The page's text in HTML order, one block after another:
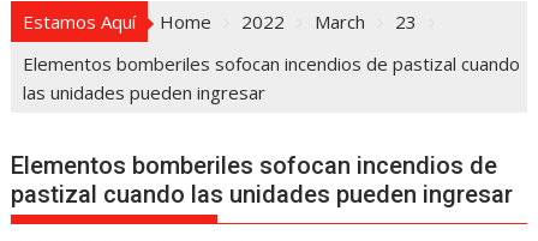
Estamos Aquí Home 2022 March
23
Elementos bomberiles sofocan incendios de pastizal cuando
las unidades pueden ingresar
Elementos bomberiles sofocan incendios de
pastizal cuando las unidades pueden ingresar